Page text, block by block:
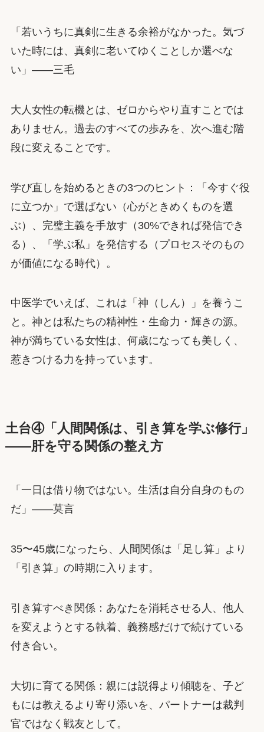
「若いうちに真剣に生きる余裕がなかった。気づ
いた時には、真剣に老いてゆくことしか選べな
い」——三毛
大人女性の転機とは、ゼロからやり直すことでは
ありません。過去のすべての歩みを、次へ進む階
段に変えることです。
学び直しを始めるときの3つのヒント：「今すぐ役
に立つか」で選ばない（心がときめくものを選
ぶ）、完璧主義を手放す（30%できれば発信でき
る）、「学ぶ私」を発信する（プロセスそのもの
が価値になる時代）。
中医学でいえば、これは「神（しん）」を養うこ
と。神とは私たちの精神性・生命力・輝きの源。
神が満ちている女性は、何歳になっても美しく、
惹きつける力を持っています。
土台④「人間関係は、引き算を学ぶ修行」
——肝を守る関係の整え方
「一日は借り物ではない。生活は自分自身のもの
だ」——莫言
35〜45歳になったら、人間関係は「足し算」より
「引き算」の時期に入ります。
引き算すべき関係：あなたを消耗させる人、他人
を変えようとする執着、義務感だけで続けている
付き合い。
大切に育てる関係：親には説得より傾聴を、子ど
もには教えるより寄り添いを、パートナーは裁判
官ではなく戦友として。